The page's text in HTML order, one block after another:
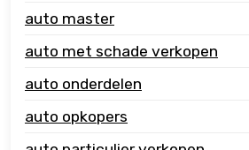
auto master
auto met schade verkopen
auto onderdelen
auto opkopers